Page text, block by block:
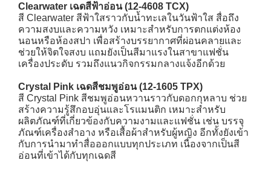
Clearwater เฉดสีฟ้าอ่อน (12-4608 TCX)
สี Clearwater สีฟ้าใสราวกับน้ำทะเลในวันฟ้าใส สื่อถึง
ความสงบและความหวัง เหมาะสำหรับการตกแต่งห้อง
นอนหรือห้องสปา เพื่อสร้างบรรยากาศที่ผ่อนคลายและ
ช่วยให้จิตใจสงบ แถมยังเป็นสีมาแรงในสาขาแฟชั่น
เครื่องประดับ รวมถึงแนวกิจกรรมกลางแจ้งอีกด้วย
Crystal Pink เฉดสีชมพูอ่อน (12-1605 TPX)
สี Crystal Pink สีชมพูอ่อนหวานราวกับดอกกุหลาบ ช่วย
สร้างความรู้สึกอบอุ่นและโรแมนติก เหมาะสำหรับ
ผลิตภัณฑ์ที่เกี่ยวข้องกับความงามและแฟชั่น เช่น บรรจุ
ภัณฑ์เครื่องสำอาง หรือเสื้อผ้าสำหรับผู้หญิง อีกทั้งยังเข้า
กับการนำมาทำสื่อออกแบบทุกประเภท เนื่องจากเป็นสี
อ่อนที่เข้าได้กับทุกเฉดสี